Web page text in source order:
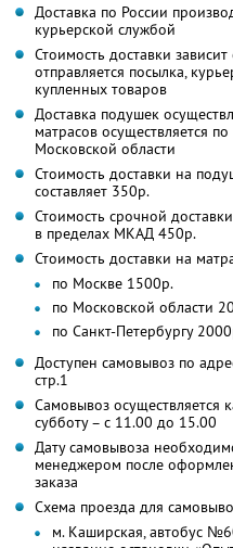
Доставка по России
курьерской службой
Стоимость доставки
отправляется посылка,
купленных товаров
Доставка подушек
матрасов осуществляется
Московской области
Стоимость доставки на
составляет 350р.
Стоимость срочной
в пределах МКАД 450р.
Стоимость доставки на
по Москве 1500р.
по Московской области
по Санкт-Петербургу
Доступен самовывоз по
стр.1
Самовывоз осуществляется
субботу – с 11.00 до 15.00
Дату самовывоза
менеджером после
заказа
Схема проезда для
м. Каширская, автобус